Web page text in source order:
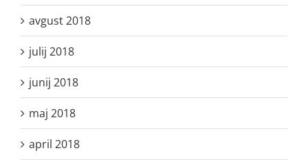
avgust 2018
julij 2018
junij 2018
maj 2018
april 2018